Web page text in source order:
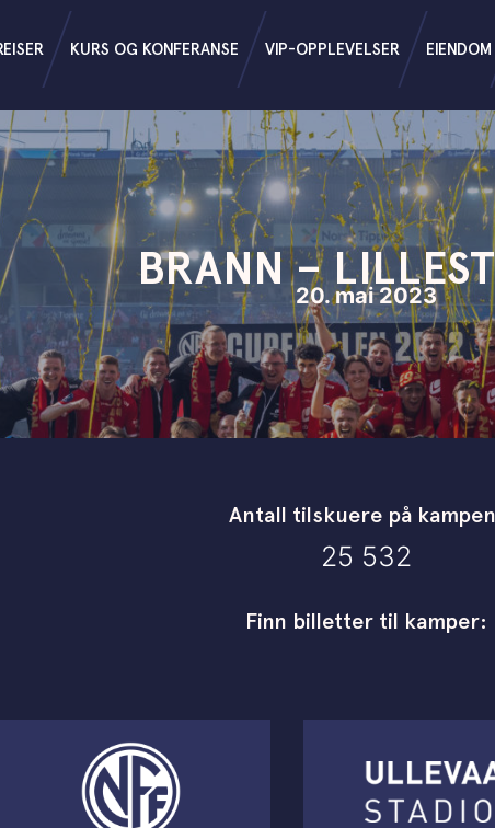
KURS OG KONFERANSE VIP-OPPLEVELSER EIENDOM
BRANN –
20. mai 2023
Antall tilskuere på
25 532
Finn billetter til kamper: